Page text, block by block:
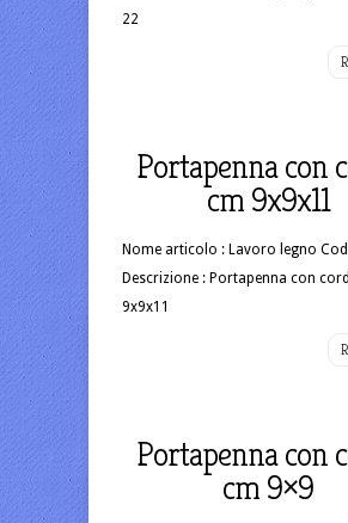
22
Portapenna con
cm 9x9x11
Nome articolo : Lavoro legno
Descrizione : Portapenna con
9x9x11
Portapenna con
cm 9×9